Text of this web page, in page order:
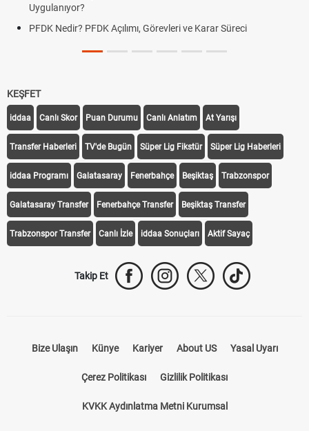
Uygulanıyor?
PFDK Nedir? PFDK Açılımı, Görevleri ve Karar Süreci
KEŞFET
iddaa Canlı Skor Puan Durumu Canlı Anlatım At Yarışı
Transfer Haberleri TV'de Bugün Süper Lig Fikstür Süper Lig Haberleri
iddaa Programı Galatasaray Fenerbahçe Beşiktaş Trabzonspor
Galatasaray Transfer Fenerbahçe Transfer Beşiktaş Transfer
Trabzonspor Transfer Canlı İzle iddaa Sonuçları Aktif Sayaç
Takip Et
Bize Ulaşın Künye Kariyer About US Yasal Uyarı
Çerez Politikası Gizlilik Politikası
KVKK Aydınlatma Metni Kurumsal